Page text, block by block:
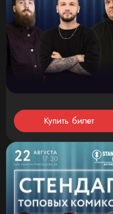
Купить билет